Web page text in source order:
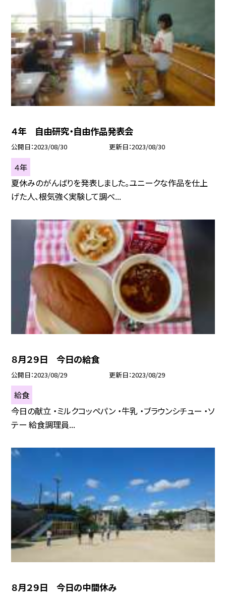
４年 自由研究・自由作品発表会
公開日 2023/08/30 更新日 2023/08/30
４年
夏休みのがんばりを発表しました。ユニークな作品を仕上
げた人、根気強く実験して調べ...
８月２９日 今日の給食
公開日 2023/08/29 更新日 2023/08/29
給食
今日の献立 ・ミルクコッペパン ・牛乳 ・ブラウンシチュー ・ソ
テー 給食調理員...
８月２９日 今日の中間休み